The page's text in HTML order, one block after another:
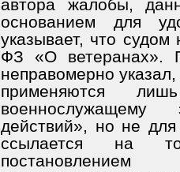
автора жалобы,
основанием для
указывает, что судом
ФЗ «О ветеранах».
неправомерно
применяются
действий», но не
ссылается на